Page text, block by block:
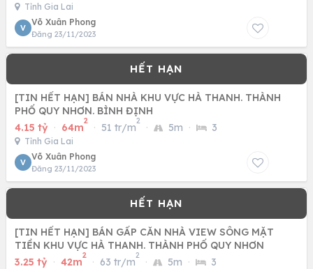
Tỉnh Gia Lai
V
Võ Xuân Phong
Đăng 23/11/2023
[TIN HẾT HẠN] BÁN NHÀ KHU VỰC HÀ THANH. THÀNH
PHỐ QUY NHƠN. BÌNH ĐỊNH
4.15 tỷ · 64m
2
· 51 tr/m
2
· 5m · 3
Tỉnh Gia Lai
V
Võ Xuân Phong
Đăng 23/11/2023
[TIN HẾT HẠN] BÁN GẤP CĂN NHÀ VIEW SÔNG MẶT
TIỀN KHU VỰC HÀ THANH. THÀNH PHỐ QUY NHƠN
3.25 tỷ · 42m
2
· 63 tr/m
2
· 5m · 3